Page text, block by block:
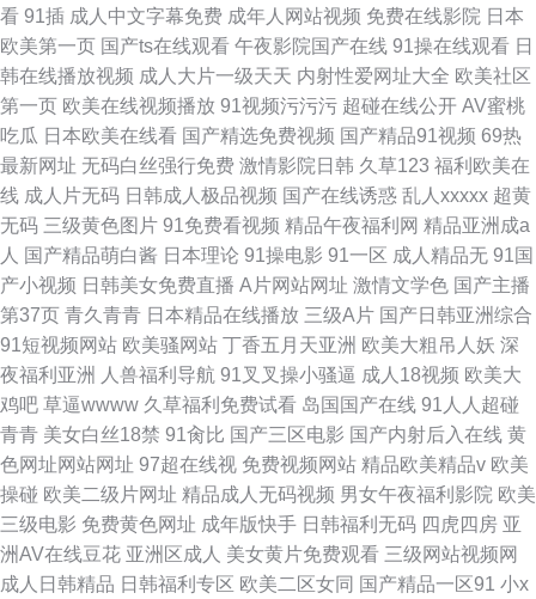
看 91插 成人中文字幕免费 成年人网站视频 免费在线影院 日本
欧美第一页 国产ts在线观看 午夜影院国产在线 91操在线观看 日
韩在线播放视频 成人大片一级天天 内射性爱网址大全 欧美社区
第一页 欧美在线视频播放 91视频污污污 超碰在线公开 AV蜜桃
吃瓜 日本欧美在线看 国产精选免费视频 国产精品91视频 69热
最新网址 无码白丝强行免费 激情影院日韩 久草123 福利欧美在
线 成人片无码 日韩成人极品视频 国产在线诱惑 乱人xxxxx 超黄
无码 三级黄色图片 91免费看视频 精品午夜福利网 精品亚洲成a
人 国产精品萌白酱 日本理论 91操电影 91一区 成人精品无 91国
产小视频 日韩美女免费直播 A片网站网址 激情文学色 国产主播
第37页 青久青青 日本精品在线播放 三级A片 国产日韩亚洲综合
91短视频网站 欧美骚网站 丁香五月天亚洲 欧美大粗吊人妖 深
夜福利亚洲
人兽福利导航 91叉叉操小骚逼 成人18视频 欧美大
鸡吧 草逼wwww 久草福利免费试看 岛国国产在线 91人人超碰
青青 美女白丝18禁 91肏比 国产三区电影 国产内射后入在线 黄
色网址网站网址 97超在线视 免费视频网站 精品欧美精品v 欧美
操碰 欧美二级片网址 精品成人无码视频 男女午夜福利影院 欧美
三级电影 免费黄色网址 成年版快手 日韩福利无码 四虎四房 亚
洲AV在线豆花 亚洲区成人 美女黄片免费观看 三级网站视频网
成人日韩精品 日韩福利专区 欧美二区女同 国产精品一区91 小x